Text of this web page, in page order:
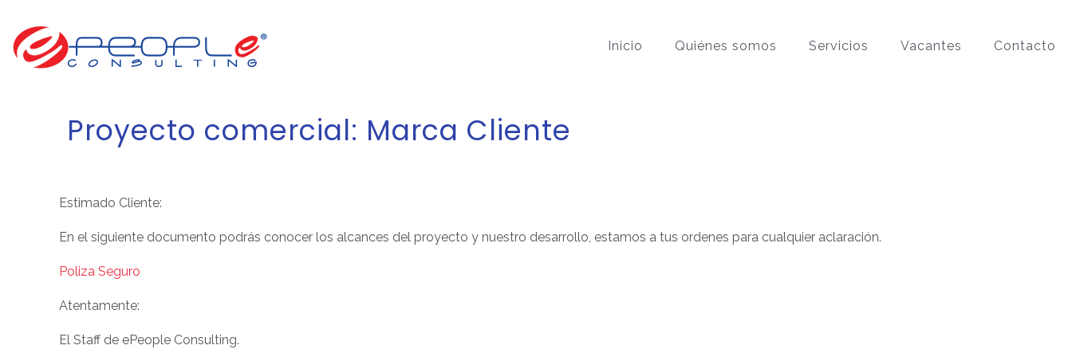
Inicio Quiénes somos Servicios Vacantes Contacto
Proyecto comercial: Marca Cliente
Estimado Cliente:
En el siguiente documento podrás conocer los alcances del proyecto y nuestro desarrollo, estamos a tus ordenes para cualquier aclaración.
Poliza Seguro
Atentamente:
El Staff de ePeople Consulting.